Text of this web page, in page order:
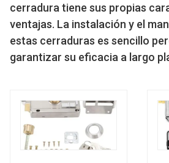
cerradura tiene sus propias
ventajas. La instalación y el
estas cerraduras es sencillo
garantizar su eficacia a largo